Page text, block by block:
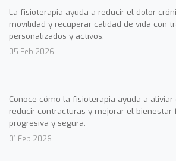
La fisioterapia ayuda a reducir el dolor
movilidad y recuperar calidad de vida con
personalizados y activos.
05 Feb 2026
Conoce cómo la fisioterapia ayuda a
reducir contracturas y mejorar el bienestar
progresiva y segura.
01 Feb 2026